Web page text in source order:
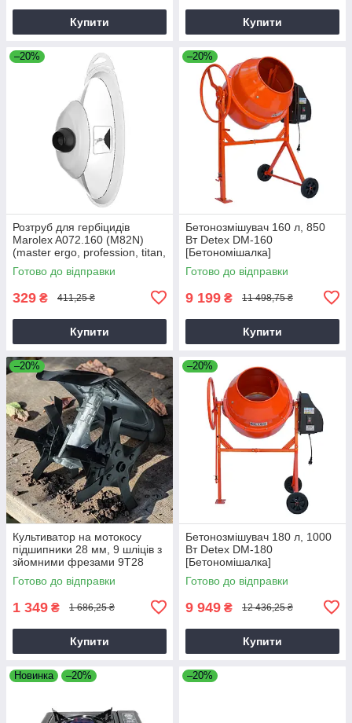
Купити Купити
–20%
Розтруб для гербіцидів
Marolex A072.160 (M82N)
(master ergo, profession, titan,
x-line)
Готово до відправки
329 ₴ 411,25 ₴
Купити
–20%
Бетонозмішувач 160 л, 850
Вт Detex DM-160
[Бетономішалка]
Готово до відправки
9 199 ₴ 11 498,75 ₴
Купити
–20%
Культиватор на мотокосу
підшипники 28 мм, 9 шліців з
зйомними фрезами 9T28
Готово до відправки
1 349 ₴ 1 686,25 ₴
Купити
–20%
Бетонозмішувач 180 л, 1000
Вт Detex DM-180
[Бетономішалка]
Готово до відправки
9 949 ₴ 12 436,25 ₴
Купити
Новинка –20% –20%